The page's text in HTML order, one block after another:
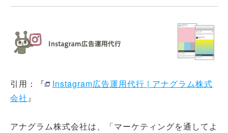
引用：『
Instagram広告運用代行 | アナグラム株式
会社』
アナグラム株式会社は、「マーケティングを通してよ